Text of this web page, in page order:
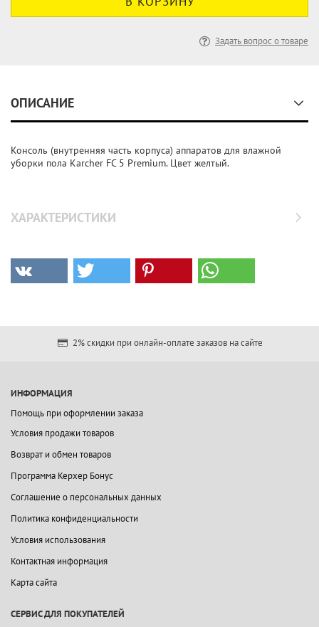
Задать вопрос о товаре
ОПИСАНИЕ
Консоль (внутренняя часть корпуса) аппаратов для влажной
уборки пола Karcher FC 5 Premium. Цвет желтый.
ХАРАКТЕРИСТИКИ
2% скидки при онлайн-оплате заказов на сайте
ИНФОРМАЦИЯ
Помощь при оформлении заказа
Условия продажи товаров
Возврат и обмен товаров
Программа Керхер Бонус
Соглашение о персональных данных
Политика конфиденциальности
Условия использования
Контактная информация
Карта сайта
СЕРВИС ДЛЯ ПОКУПАТЕЛЕЙ